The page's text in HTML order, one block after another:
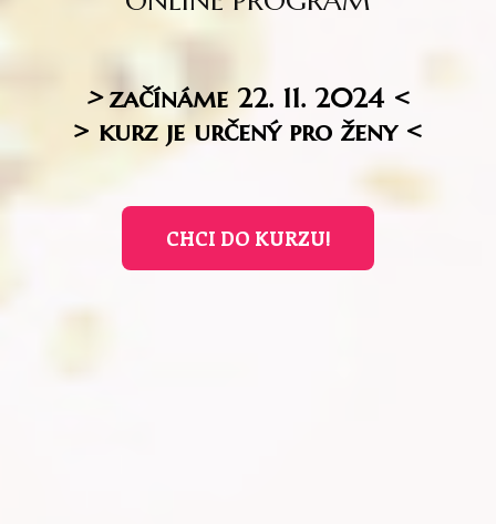
>začínáme 22. 11. 2024 <
> kurz je určený pro ženy <
CHCI DO KURZU!